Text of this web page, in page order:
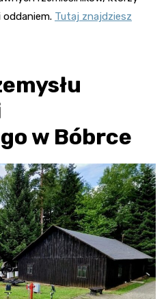
Tutaj znajdziesz
w Bóbrce